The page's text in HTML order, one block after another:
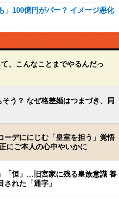
」100億円がパー？ イメージ悪化
て、こんなことまでやるんだっ
う？ なぜ格差婚はつまづき、同
ーデににじむ「皇室を担う」覚悟
にご本人の心中やいかに
「恒」…旧宮家に残る皇族意識 養
れた「通字」